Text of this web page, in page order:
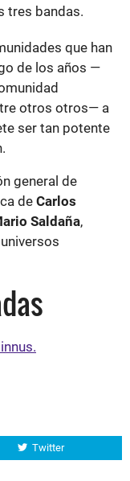
tres bandas.
que han
de los años —
otros otros— a
ser tan potente
general de
deCarlos
Saldaña,
Twitter